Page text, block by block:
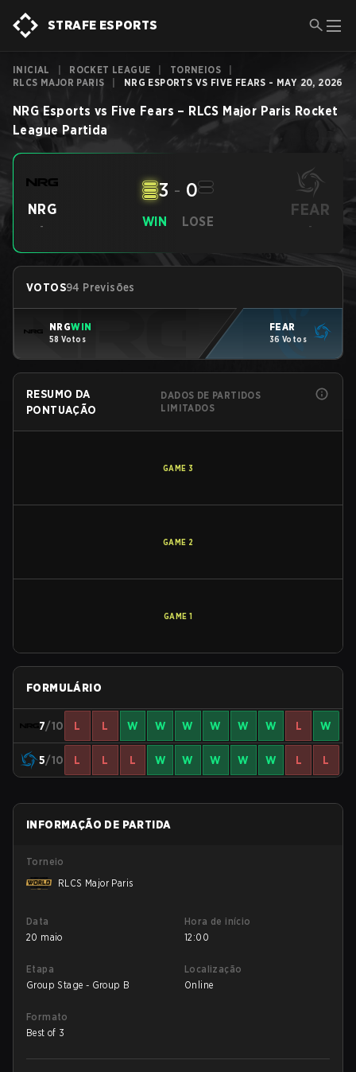
STRAFE ESPORTS
INICIAL ROCKET LEAGUE TORNEIOS
RLCS MAJOR PARIS
NRG ESPORTS VS FIVE FEARS - MAY 20, 2026
NRG Esports vs Five Fears – RLCS Major Paris Rocket
League Partida
NRG
- WIN
3 - 0
LOSE
FEAR
-
VOTOS94 Previsões
NRGWIN
58 Votos
FEAR
36 Votos
RESUMO DA
PONTUAÇÃO
DADOS DE PARTIDOS
LIMITADOS
GAME 3
GAME 2
GAME 1
FORMULÁRIO
7/10 L L W W W W W W L W
5/10 L L L W W W W W L L
INFORMAÇÃO DE PARTIDA
Torneio
RLCS Major Paris
Data
20 maio
Hora de início
12:00
Etapa
Group Stage - Group B
Localização
Online
Formato
Best of 3